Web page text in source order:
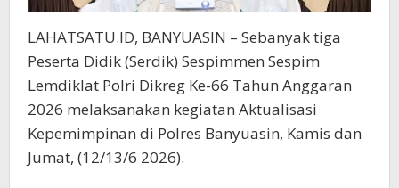
LAHATSATU.ID, BANYUASIN – Sebanyak tiga
Peserta Didik (Serdik) Sespimmen Sespim
Lemdiklat Polri Dikreg Ke-66 Tahun Anggaran
2026 melaksanakan kegiatan Aktualisasi
Kepemimpinan di Polres Banyuasin, Kamis dan
Jumat, (12/13/6 2026).